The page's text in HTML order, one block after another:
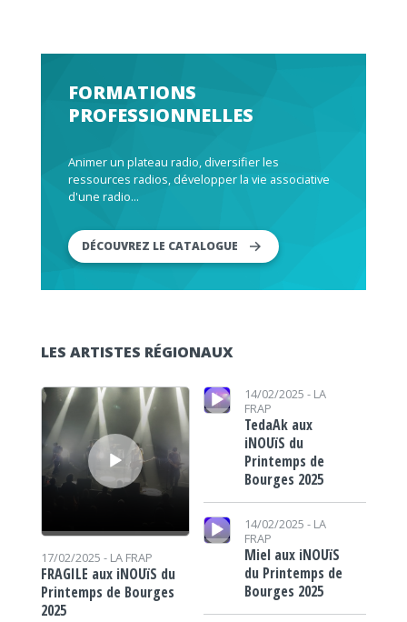
FORMATIONS
PROFESSIONNELLES
Animer un plateau radio, diversifier les
ressources radios, développer la vie associative
d'une radio...
DÉCOUVREZ LE CATALOGUE
LES ARTISTES RÉGIONAUX
Lecteur audio
17/02/2025 - LA FRAP
FRAGILE aux iNOUïS du
Printemps de Bourges
2025
Lecteur audio 14/02/2025 - LA
FRAP
TedaAk aux
iNOUïS du
Printemps de
Bourges 2025
Lecteur audio
14/02/2025 - LA
FRAP
Miel aux iNOUïS
du Printemps de
Bourges 2025